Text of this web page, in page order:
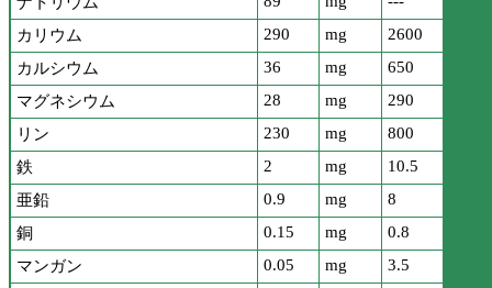
カリウム
290 mg
2600
カルシウム
36 mg
650
マグネシウム
28 mg
290
リン
230 mg
800
鉄
2 mg
10.5
亜鉛
0.9 mg
8
銅
0.15 mg
0.8
マンガン
0.05 mg
3.5